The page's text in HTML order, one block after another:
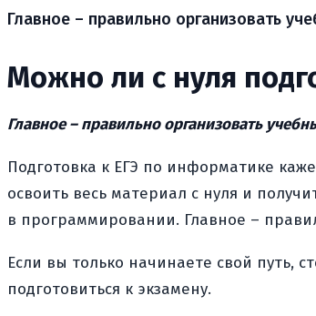
Главное – правильно организовать
Можно ли с нуля
Главное – правильно организовать
Подготовка к ЕГЭ по информатике
освоить весь материал с нуля и
в программировании. Главное –
Если вы только начинаете свой путь,
подготовиться к экзамену.